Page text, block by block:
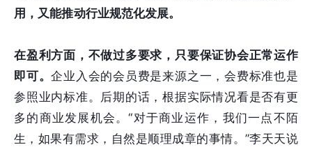
用，又能推动行业规范化发展。
在盈利方面，不做过多要求，只要保证协会正常运作
即可。企业入会的会员费是来源之一，会费标准也是
参照业内标准。后期的话，根据实际情况看是否有更
多的商业发展机会。“对于商业运作，我们一点不陌
生，如果有需求，自然是顺理成章的事情。”李天天说